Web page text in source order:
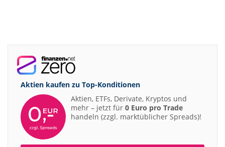
Aktien kaufen zu Top-Konditionen
Aktien, ETFs, Derivate, Kryptos und
mehr – jetzt für 0 Euro pro Trade
handeln (zzgl. marktüblicher Spreads)!